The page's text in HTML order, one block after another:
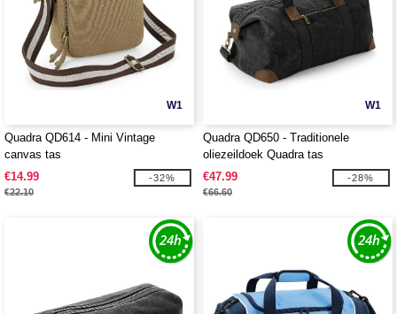
W1
Quadra QD614 - Mini Vintage
canvas tas
€14.99
€22.10
-32%
W1
Quadra QD650 - Traditionele
oliezeildoek Quadra tas
€47.99
€66.60
-28%